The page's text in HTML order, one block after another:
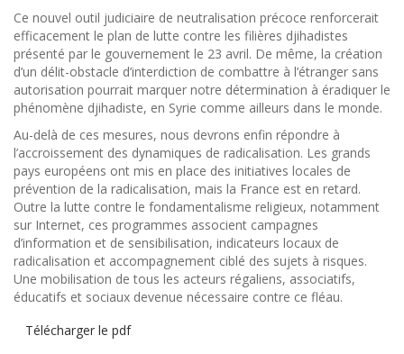
Ce nouvel outil judiciaire de neutralisation précoce renforcerait
efficacement le plan de lutte contre les filières djihadistes
présenté par le gouvernement le 23 avril. De même, la création
d’un délit-obstacle d’interdiction de combattre à l’étranger sans
autorisation pourrait marquer notre détermination à éradiquer le
phénomène djihadiste, en Syrie comme ailleurs dans le monde.
Au-delà de ces mesures, nous devrons enfin répondre à
l’accroissement des dynamiques de radicalisation. Les grands
pays européens ont mis en place des initiatives locales de
prévention de la radicalisation, mais la France est en retard.
Outre la lutte contre le fondamentalisme religieux, notamment
sur Internet, ces programmes associent campagnes
d’information et de sensibilisation, indicateurs locaux de
radicalisation et accompagnement ciblé des sujets à risques.
Une mobilisation de tous les acteurs régaliens, associatifs,
éducatifs et sociaux devenue nécessaire contre ce fléau.
Télécharger le pdf